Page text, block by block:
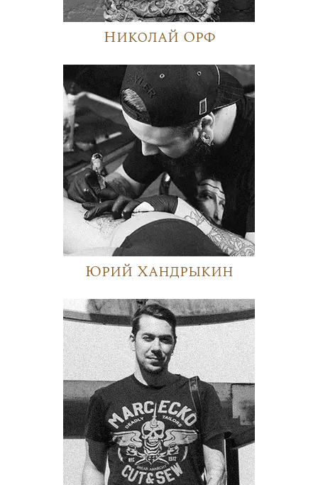
Николай Орф
Юрий Хандрыкин